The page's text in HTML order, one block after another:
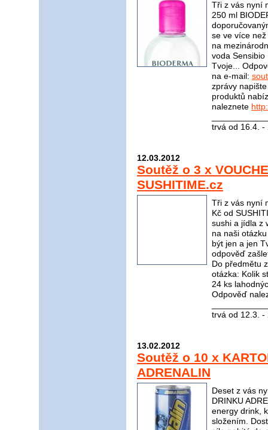
Tři z vás nyní
250 ml
se ve více
na
voda Sensibio
Tvoje...
na e-mail:
zprávy
produktů
naleznete
trvá od 16.4.
12.03.2012
Soutěž o 3 x
SUSHITIME.cz
Tři z vás nyní
Kč od
sushi a jídla z
na naši
být jen a jen
odpověď
Do předmětu
otázka: Kolik
24 ks
Odpověď
trvá od 12.3.
13.02.2012
Soutěž o 10 x
ADRENALIN
Deset z vás
DRINKU
energy drink,
složením.